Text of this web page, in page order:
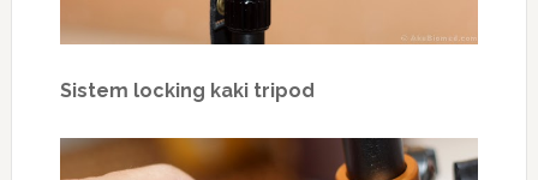
Sistem locking kaki tripod